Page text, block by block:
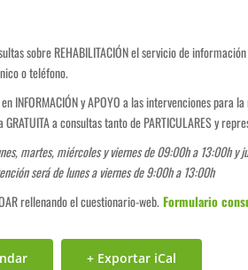
sobre REHABILITACIÓN el servicio de
o teléfono.
INFORMACIÓN y APOYO a las intervenciones
a consultas tanto de PARTICULARES y
martes, miércoles y viernes de 09:00h a 13:00h y
será de lunes a viernes de 9:00h a 13:00h
rellenando el cuestionario-web. Formulario
+ Exportar iCal